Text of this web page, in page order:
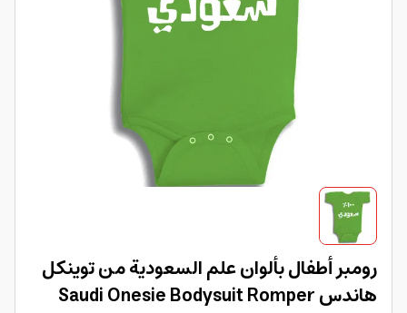
رومبر أطفال بألوان علم السعودية من توينكل
هاندس Saudi Onesie Bodysuit Romper